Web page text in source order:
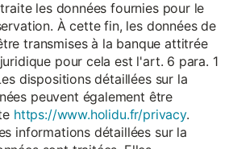
les données fournies pour le
À cette fin, les données de
transmises à la banque attitrée
pour cela est l'art. 6 para. 1
dispositions détaillées sur la
peuvent également être
https://www.holidu.fr/privacy.
informations détaillées sur la